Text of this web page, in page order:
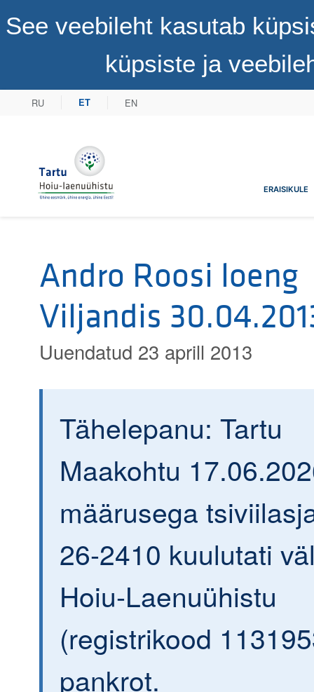
See veebileht kasutab
küpsiste ja
RU ET EN
Tartu Hoiu-laenuühistuERAISIKULE
Andro Roosi loeng
Viljandis
Uuendatud 23 aprill 2013
Tähelepanu: Tartu
Maakohtu
määrusega
26-2410 kuulutati
Hoiu-Laenuühistu
(registrikood
pankrot.